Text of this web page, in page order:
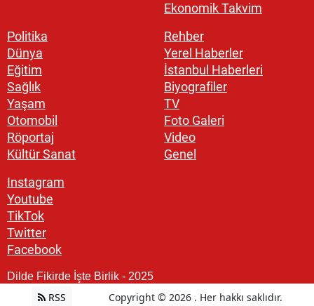
Ekonomik Takvim
Politika
Dünya
Eğitim
Sağlık
Yaşam
Otomobil
Röportaj
Kültür Sanat
Rehber
Yerel Haberler
İstanbul Haberleri
Biyografiler
TV
Foto Galeri
Video
Genel
Instagram
Youtube
TikTok
Twitter
Facebook
Dilde Fikirde İşte Birlik - 2025
RSS Copyright © 2026 . Her hakkı saklıdır.